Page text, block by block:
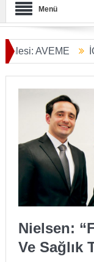
Menü
Başladı
Nielsen:
Ve Sağlık